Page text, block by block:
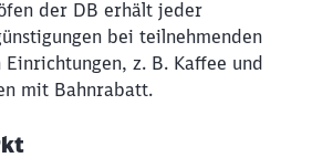
der DB erhält jeder
bei teilnehmenden
Einrichtungen, z. B. Kaffee und
mit Bahnrabatt.